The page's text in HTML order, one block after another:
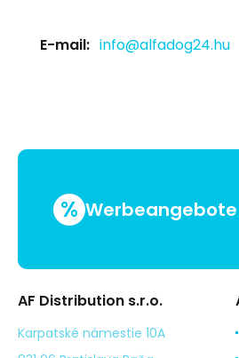
E-mail: info@alfadog24.hu
% Werbeangebote
AF Distribution s.r.o.
Karpatské námestie 10A